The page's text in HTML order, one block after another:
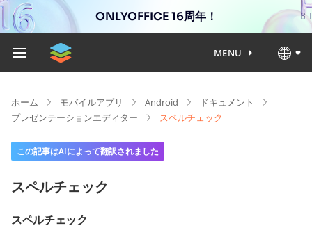
ONLYOFFICE 16周年！
MENU
ホーム モバイルアプリ Android
ドキュメント
プレゼンテーションエディター
スペルチェック
この記事はAIによって翻訳されました
スペルチェック
スペルチェック